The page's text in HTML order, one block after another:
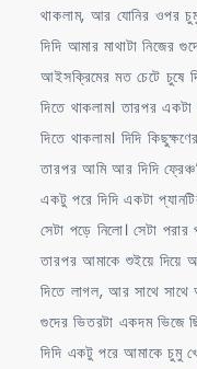
থাকলাম, আর যোনির ওপর
দিদি আমার মাথাটা নিজের
আইসক্রিমের মত চেটে চুষে
দিতে থাকলাম। তারপর
দিতে থাকলাম। দিদি
তারপর আমি আর দিদি
একটু পরে দিদি একটা
সেটা পড়ে নিলো। সেটা পরার
তারপর আমাকে শুইয়ে দিয়ে
দিতে লাগল, আর সাথে
গুদের ভিতরটা একদম ভিজে
দিদি একটু পরে আমাকে চুমু